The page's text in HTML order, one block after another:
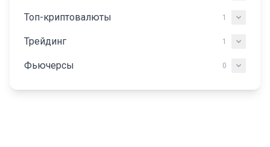
Топ-криптовалюты 1
Трейдинг 1
Фьючерсы 0